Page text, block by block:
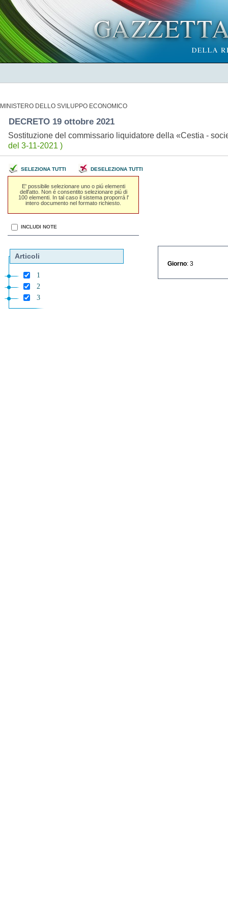
MINISTERO DELLO SVILUPPO ECONOMICO
DECRETO 19 ottobre 2021
Sostituzione del commissario liquidatore della «Cestia -
del 3-11-2021 )
SELEZIONA TUTTI DESELEZIONA TUTTI
E' possibile selezionare uno o piú elementi
dell'atto. Non é consentito selezionare piú di
100 elementi. In tal caso il sistema proporrá l'
intero documento nel formato richiesto.
INCLUDI NOTE
Articoli
1
2
3
Giorno : 3